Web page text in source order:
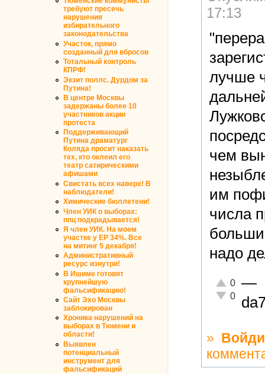
требуют пресечь
нарушения
избирательного
законодательства
Участок, прямо
созданный для вбросов
Тотальный контроль
КПРФ!
Экзит поллс. Дурдом за
Путина!
В центре Москвы
задержаны более 10
участников акции
протеста
Поддерживающий
Путина драматург
Коляда просит наказать
тех, кто оклеил его
театр сатирическими
афишами
Свистать всех наверх! В
наблюдатели!
Химические бюллетени!
Член УИК о выборах:
ппц подкрадывается!
Я член УИК. На моем
участке у ЕР 34%. Все
на митинг 5 декабря!
Административный
ресурс изнутри!
В Ишиме готовят
крупнейшую
фальсификацию!
Сайт Эхо Москвы
заблокирован
Хроника нарушений на
выборах в Тюмени и
области!
Выявлен
потенциальный
инструмент для
фальсификаций
17:13
лучше
чем
им
числа
надо
Отлично!
0
0
—
»